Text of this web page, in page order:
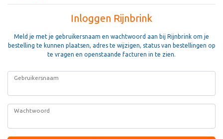
Inloggen Rijnbrink
Meld je met je gebruikersnaam en wachtwoord aan bij Rijnbrink om je
bestelling te kunnen plaatsen, adres te wijzigen, status van bestellingen op
te vragen en openstaande facturen in te zien.
Gebruikersnaam
Wachtwoord